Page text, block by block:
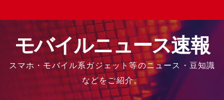
to
contentモバイルニュース速報
スマホ・モバイル系ガジェット等のニュース・豆知識
などをご紹介。